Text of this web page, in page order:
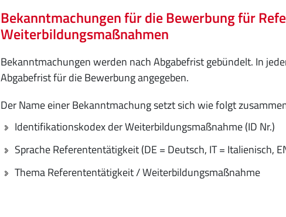
Bekanntmachungen für die Bewerbung für
Weiterbildungsmaßnahmen
Bekanntmachungen werden nach Abgabefrist gebündelt. In
Abgabefrist für die Bewerbung angegeben.
Der Name einer Bekanntmachung setzt sich wie folgt
Identifikationskodex der Weiterbildungsmaßnahme (ID Nr.)
Sprache Referententätigkeit (DE = Deutsch, IT = Italienisch,
Thema Referententätigkeit / Weiterbildungsmaßnahme